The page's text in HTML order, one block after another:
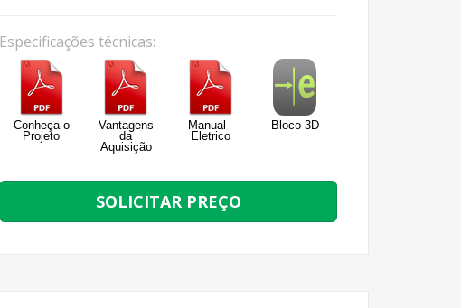
Especificações técnicas:
Conheça o
Projeto
Vantagens
da
Aquisição
Manual -
Eletrico
Bloco 3D
SOLICITAR PREÇO